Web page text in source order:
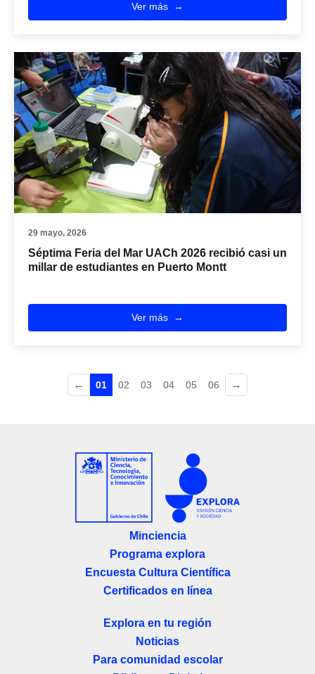
Ver más
29 mayo, 2026
Séptima Feria del Mar UACh 2026 recibió casi un
millar de estudiantes en Puerto Montt
Ver más
← 01 02 03 04 05 06 →
Minciencia
Programa explora
Encuesta Cultura Científica
Certificados en línea
Explora en tu región
Noticias
Para comunidad escolar